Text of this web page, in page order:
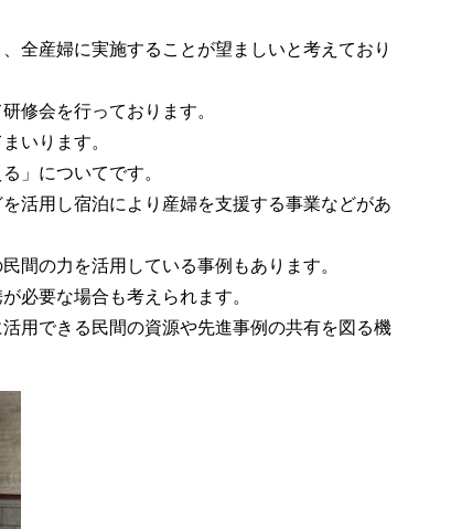
全産婦に実施することが望ましいと考えており
修会を行っております。
いります。
」についてです。
活用し宿泊により産婦を支援する事業などがあ
間の力を活用している事例もあります。
必要な場合も考えられます。
用できる民間の資源や先進事例の共有を図る機